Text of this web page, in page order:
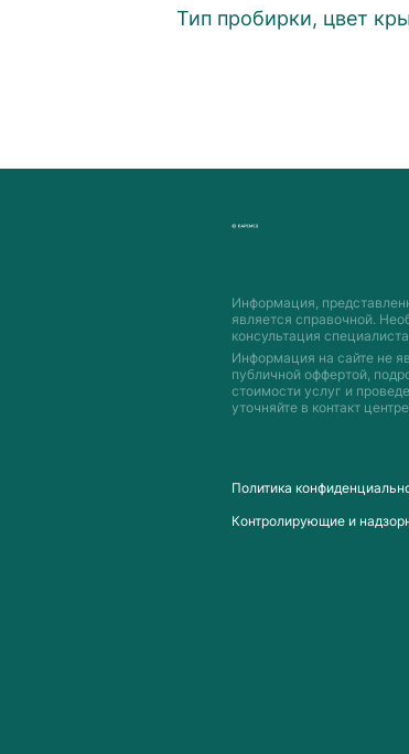
Тип пробирки, цвет
Информация,
является справочной.
консультация специалиста
Информация на сайте не
публичной оффертой,
стоимости услуг и
уточняйте в контакт центре
Пoлитика
Контролирующие и